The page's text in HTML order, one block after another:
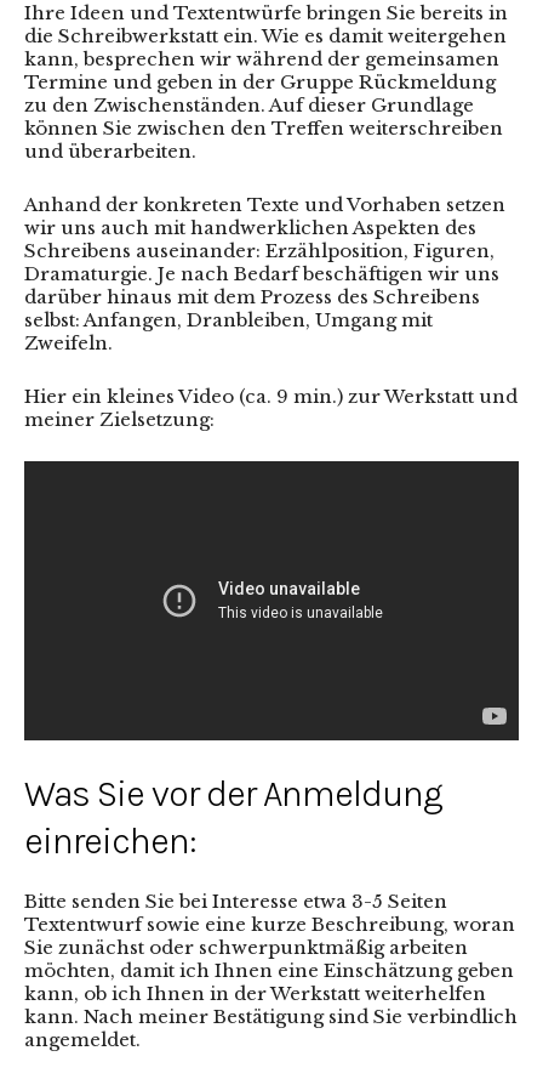
Ihre Ideen und Textentwürfe bringen Sie bereits in
die Schreibwerkstatt ein. Wie es damit weitergehen
kann, besprechen wir während der gemeinsamen
Termine und geben in der Gruppe Rückmeldung
zu den Zwischenständen. Auf dieser Grundlage
können Sie zwischen den Treffen weiterschreiben
und überarbeiten.
Anhand der konkreten Texte und Vorhaben setzen
wir uns auch mit handwerklichen Aspekten des
Schreibens auseinander: Erzählposition, Figuren,
Dramaturgie. Je nach Bedarf beschäftigen wir uns
darüber hinaus mit dem Prozess des Schreibens
selbst: Anfangen, Dranbleiben, Umgang mit
Zweifeln.
Hier ein kleines Video (ca. 9 min.) zur Werkstatt und
meiner Zielsetzung:
Was Sie vor der Anmeldung
einreichen:
Bitte senden Sie bei Interesse etwa 3-5 Seiten
Textentwurf sowie eine kurze Beschreibung, woran
Sie zunächst oder schwerpunktmäßig arbeiten
möchten, damit ich Ihnen eine Einschätzung geben
kann, ob ich Ihnen in der Werkstatt weiterhelfen
kann. Nach meiner Bestätigung sind Sie verbindlich
angemeldet.